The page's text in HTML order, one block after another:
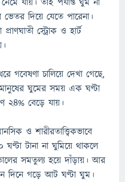
ভেতর দিয়ে যেতে পারেনা।
স্ট্রোক ও হার্ট
গবেষণা চালিয়ে দেখা গেছে,
ঘুমের সময় এক ঘণ্টা
২৪% বেড়ে যায়।
ও শারীরতাত্ত্বিকভাবে
টানা না ঘুমিয়ে থাকলে
সমতুল্য হয়ে দাঁড়ায়। আর
দিনে গড়ে আট ঘণ্টা ঘুম।